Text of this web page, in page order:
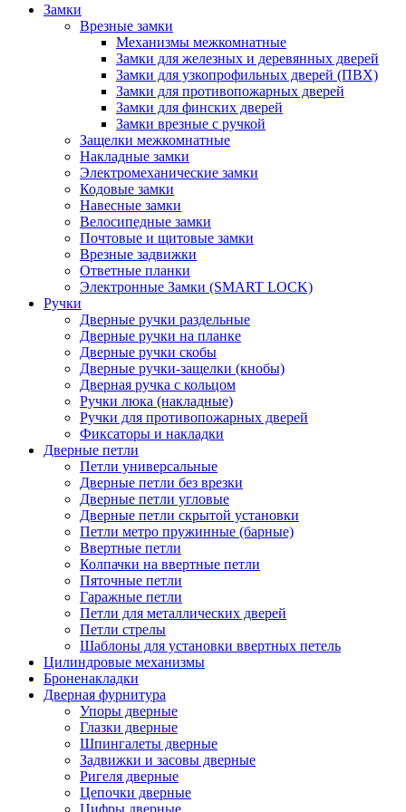
Замки
Врезные замки
Механизмы межкомнатные
Замки для железных и деревянных дверей
Замки для узкопрофильных дверей (ПВХ)
Замки для противопожарных дверей
Замки для финских дверей
Замки врезные с ручкой
Защелки межкомнатные
Накладные замки
Электромеханические замки
Кодовые замки
Навесные замки
Велосипедные замки
Почтовые и щитовые замки
Врезные задвижки
Ответные планки
Электронные Замки (SMART LOCK)
Ручки
Дверные ручки раздельные
Дверные ручки на планке
Дверные ручки скобы
Дверные ручки-защелки (кнобы)
Дверная ручка с кольцом
Ручки люка (накладные)
Ручки для противопожарных дверей
Фиксаторы и накладки
Дверные петли
Петли универсальные
Дверные петли без врезки
Дверные петли угловые
Дверные петли скрытой установки
Петли метро пружинные (барные)
Ввертные петли
Колпачки на ввертные петли
Пяточные петли
Гаражные петли
Петли для металлических дверей
Петли стрелы
Шаблоны для установки ввертных петель
Цилиндровые механизмы
Броненакладки
Дверная фурнитура
Упоры дверные
Глазки дверные
Шпингалеты дверные
Задвижки и засовы дверные
Ригеля дверные
Цепочки дверные
Цифры дверные